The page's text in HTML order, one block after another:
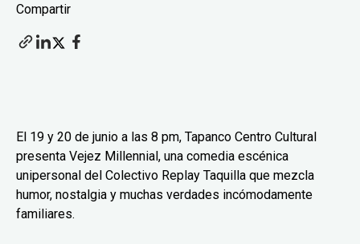
Compartir
El 19 y 20 de junio a las 8 pm, Tapanco Centro Cultural
presenta Vejez Millennial, una comedia escénica
unipersonal del Colectivo Replay Taquilla que mezcla
humor, nostalgia y muchas verdades incómodamente
familiares.